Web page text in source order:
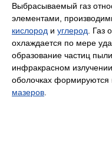
Выбрасываемый газ
элементами,
кислород и углерод .
охлаждается по мере
образование частиц
инфракрасном
оболочках формируются
мазеров